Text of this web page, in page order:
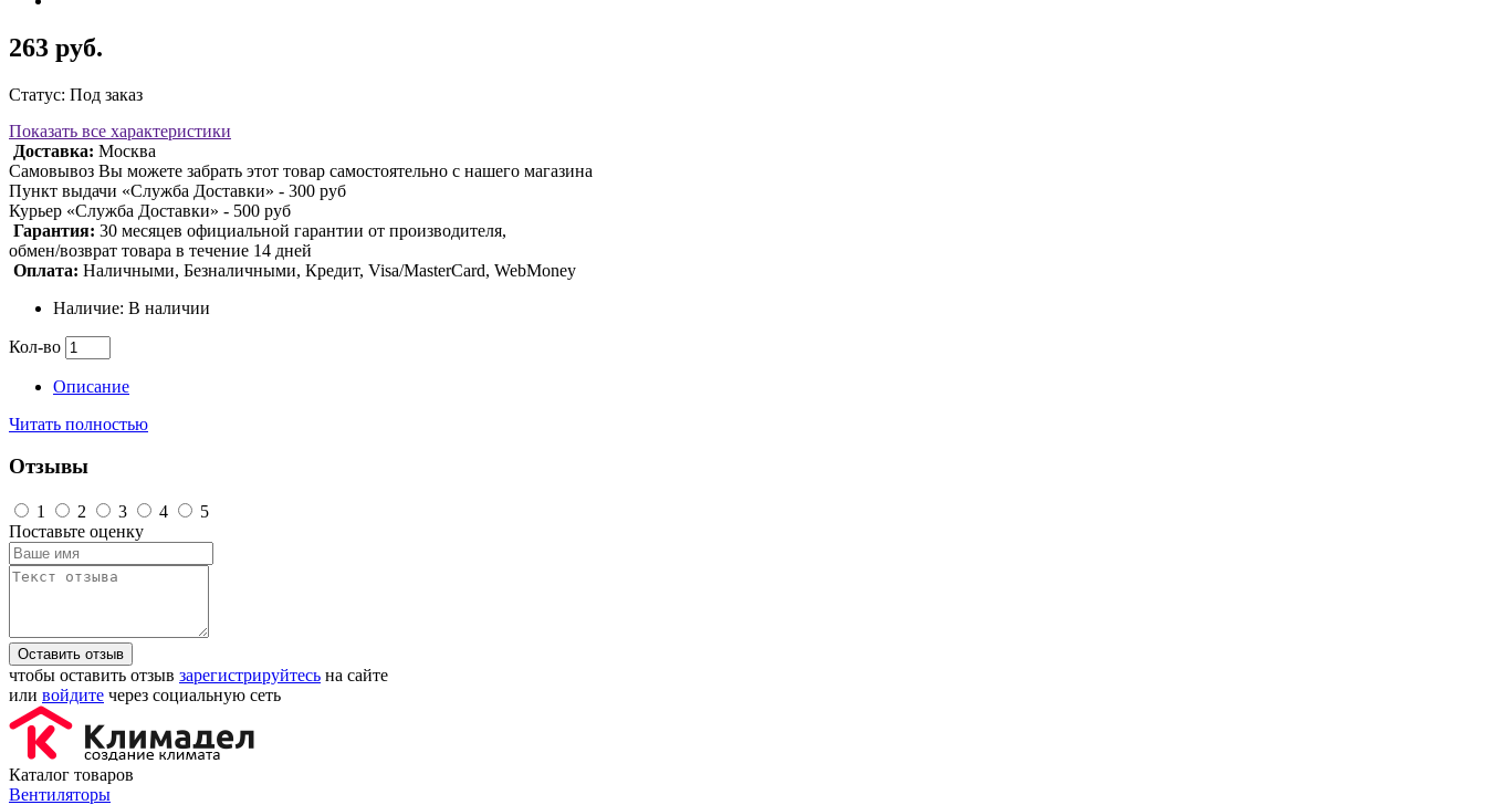
263 руб.
Статус: Под заказ
Показать все характеристики
Доставка: Москва
Самовывоз Вы можете забрать этот товар самостоятельно с нашего магазина
Пункт выдачи «Служба Доставки» - 300 руб
Курьер «Служба Доставки» - 500 руб
Гарантия: 30 месяцев официальной гарантии от производителя,
обмен/возврат товара в течение 14 дней
Оплата: Наличными, Безналичными, Кредит, Visa/MasterCard, WebMoney
Наличие: В наличии
Кол-во
Описание
Читать полностью
Отзывы
1 2 3 4
5
Поставьте оценку
Оставить отзыв
чтобы оставить отзыв зарегистрируйтесь на сайте
или войдите через социальную сеть
Каталог товаров
Вентиляторы